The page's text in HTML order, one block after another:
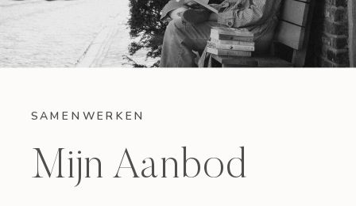
SAMENWERKEN
Mijn Aanbod